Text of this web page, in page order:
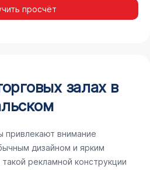
просчёт
залах в
привлекают внимание
дизайном и ярким
рекламной конструкции